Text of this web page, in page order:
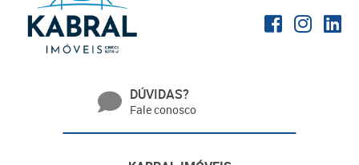
DÚVIDAS?
Fale conosco